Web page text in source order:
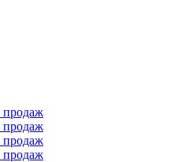
продаж
продаж
продаж
продаж